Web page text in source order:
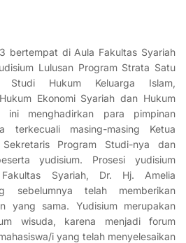
bertempat di Aula Fakultas Syariah
Lulusan Program Strata Satu
Studi Hukum Keluarga Islam,
Ekonomi Syariah dan Hukum
ini menghadirkan para pimpinan
terkecuali masing-masing Ketua
Program Studi-nya dan
yudisium. Prosesi yudisium
Syariah, Dr. Hj. Amelia
sebelumnya telah memberikan
yang sama. Yudisium merupakan
wisuda, karena menjadi forum
i yang telah menyelesaikan